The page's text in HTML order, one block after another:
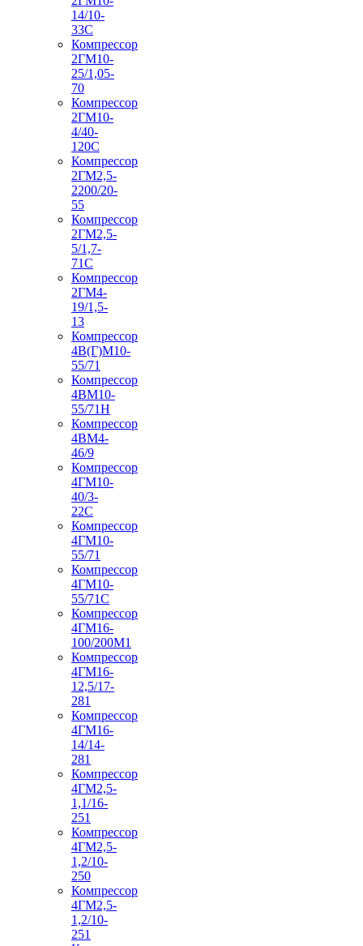
14/10-
33С
Компрессор
2ГМ10-
25/1,05-
70
Компрессор
2ГМ10-
4/40-
120С
Компрессор
2ГМ2,5-
2200/20-
55
Компрессор
2ГМ2,5-
5/1,7-
71С
Компрессор
2ГМ4-
19/1,5-
13
Компрессор
4В(Г)М10-
55/71
Компрессор
4ВМ10-
55/71Н
Компрессор
4ВМ4-
46/9
Компрессор
4ГМ10-
40/3-
22С
Компрессор
4ГМ10-
55/71
Компрессор
4ГМ10-
55/71С
Компрессор
4ГМ16-
100/200М1
Компрессор
4ГМ16-
12,5/17-
281
Компрессор
4ГМ16-
14/14-
281
Компрессор
4ГМ2,5-
1,1/16-
251
Компрессор
4ГМ2,5-
1,2/10-
250
Компрессор
4ГМ2,5-
1,2/10-
251